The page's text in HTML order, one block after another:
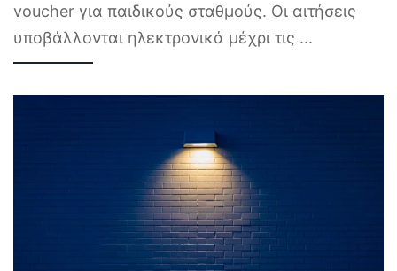
voucher για παιδικούς σταθμούς. Οι αιτήσεις
υποβάλλονται ηλεκτρονικά μέχρι τις ...